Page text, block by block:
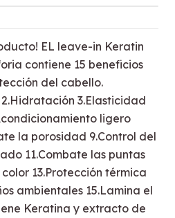
EL leave-in Keratin
contiene 15 beneficios
del cabello.
3.Elasticidad
ligero
la porosidad 9.Control del
11.Combate las puntas
13.Protección térmica
ambientales 15.Lamina el
Keratina y extracto de